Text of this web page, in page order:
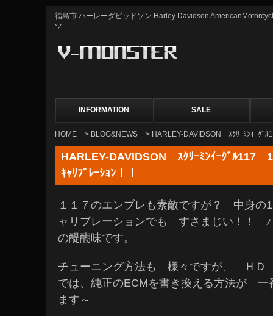
福島市 ハーレーダビッドソン Harley Davidson
ツ
INFORMATION SALE
HOME > BLOG&NEWS > HARLEY-DAVIDSON ｽｸﾘｰﾐﾝｲｰｸﾞ
HARLEY-DAVIDSON ｽｸﾘｰﾐﾝｲｰｸﾞﾙ117
ｷｬﾘﾌﾞﾚｰｼｮﾝ！！
１１７のエンブレも素敵ですが？ 中身
ャリブレーションでも すさまじい！！
の醍醐味です。
チューニング方法も 様々ですが、 Ｈ
では、純正のECMを書き換える方法が
ます～